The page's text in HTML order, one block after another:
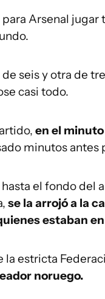
Arsenal
seis y otra de
casi todo.
en el
minutos antes
el fondo del
se la arrojó a la
estaban en
estricta
noruego.